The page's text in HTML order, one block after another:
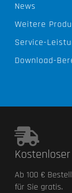
News
Weitere
Service-
Download-
Ab 100 €
für Sie gratis.